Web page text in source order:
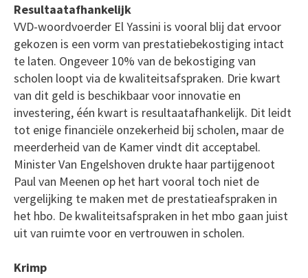
Resultaatafhankelijk
VVD-woordvoerder El Yassini is vooral blij dat ervoor
gekozen is een vorm van prestatiebekostiging intact
te laten. Ongeveer 10% van de bekostiging van
scholen loopt via de kwaliteitsafspraken. Drie kwart
van dit geld is beschikbaar voor innovatie en
investering, één kwart is resultaatafhankelijk. Dit leidt
tot enige financiële onzekerheid bij scholen, maar de
meerderheid van de Kamer vindt dit acceptabel.
Minister Van Engelshoven drukte haar partijgenoot
Paul van Meenen op het hart vooral toch niet de
vergelijking te maken met de prestatieafspraken in
het hbo. De kwaliteitsafspraken in het mbo gaan juist
uit van ruimte voor en vertrouwen in scholen.
Krimp